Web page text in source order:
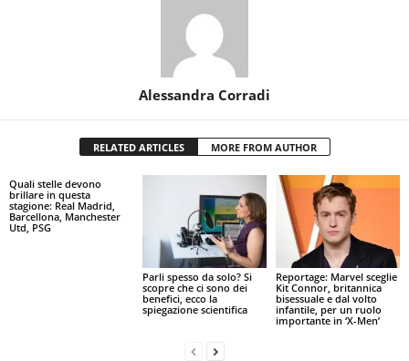
Alessandra Corradi
RELATED ARTICLES MORE FROM AUTHOR
Quali stelle devono
brillare in questa
stagione: Real Madrid,
Barcellona, Manchester
Utd, PSG
Parli spesso da solo? Si
scopre che ci sono dei
benefici, ecco la
spiegazione scientifica
Reportage: Marvel sceglie
Kit Connor, britannica
bisessuale e dal volto
infantile, per un ruolo
importante in ‘X-Men’